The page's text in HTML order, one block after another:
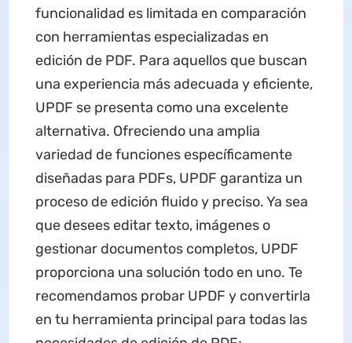
funcionalidad es limitada en comparación
con herramientas especializadas en
edición de PDF. Para aquellos que buscan
una experiencia más adecuada y eficiente,
UPDF se presenta como una excelente
alternativa. Ofreciendo una amplia
variedad de funciones específicamente
diseñadas para PDFs, UPDF garantiza un
proceso de edición fluido y preciso. Ya sea
que desees editar texto, imágenes o
gestionar documentos completos, UPDF
proporciona una solución todo en uno. Te
recomendamos probar UPDF y convertirla
en tu herramienta principal para todas las